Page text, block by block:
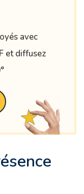
avec
et diffusez